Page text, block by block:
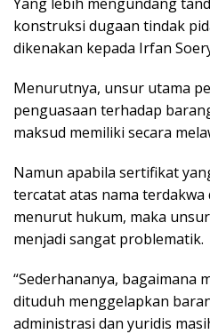
konstruksi dugaan tindak
dikenakan kepada Irfan
Menurutnya, unsur utama
penguasaan terhadap
maksud memiliki secara
Namun apabila sertifikat
tercatat atas nama terdakwa
menurut hukum, maka
menjadi sangat problematik.
“Sederhananya, bagaimana
dituduh menggelapkan
administrasi dan yuridis